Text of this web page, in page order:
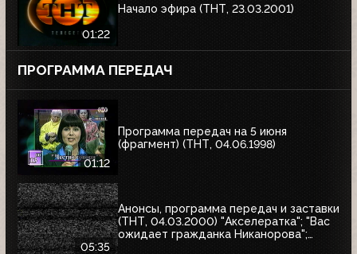
01:22
Начало эфира (ТНТ, 23.03.2001)
ПРОГРАММА ПЕРЕДАЧ
01:12
Программа передач на 5 июня
(фрагмент) (ТНТ, 04.06.1998)
05:35
Анонсы, программа передач и заставки
(ТНТ, 04.03.2000) "Акселератка"; "Вас
ожидает гражданка Никанорова";